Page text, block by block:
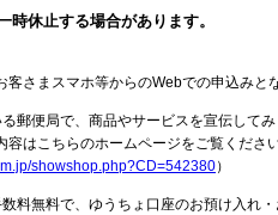
休止する場合があります。
さまスマホ等からのWebでの申込みと
郵便局で、商品やサービスを宣伝して
はこちらのホームページをご覧くださ
showshop.php?CD=542380）
料無料で、ゆうちょ口座のお預け入れ